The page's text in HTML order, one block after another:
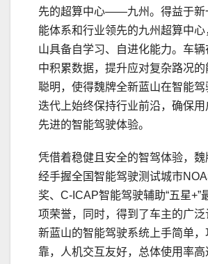
先的超算中心——九州。得益于新
能体系和行业领先的九州超算中
山具备自学习、自进化能力。车
中积累数据，提升应对复杂路况
聪明，使得魏牌全新蓝山在智能
迭代上始终保持行业前沿，确保
先进的智能驾驶体验。
凭借着稳健且安全的智驾体验，
经手握全国智能驾驶测试城市
奖、C-ICAP智能驾驶辅助“五星+”
项荣誉，同时，得到了车主的广
新蓝山的智能驾驶系统上手简单
靠，人机交互友好，总体使用率